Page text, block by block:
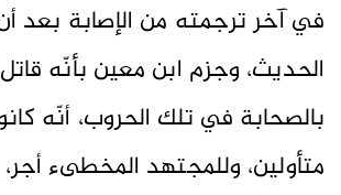
في آخر ترجمته من الإصابة بعد
الحديث، وجزم ابن معين بأنّه
بالصحابة في تلك الحروب، أنّه
متأولين، وللمجتهد المخطىء